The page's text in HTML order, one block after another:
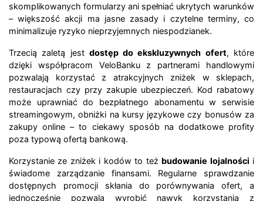
skomplikowanych formularzy ani spełniać ukrytych warunków
– większość akcji ma jasne zasady i czytelne terminy, co
minimalizuje ryzyko nieprzyjemnych niespodzianek.
Trzecią zaletą jest dostęp do ekskluzywnych ofert, które
dzięki współpracom VeloBanku z partnerami handlowymi
pozwalają korzystać z atrakcyjnych zniżek w sklepach,
restauracjach czy przy zakupie ubezpieczeń. Kod rabatowy
może uprawniać do bezpłatnego abonamentu w serwisie
streamingowym, obniżki na kursy językowe czy bonusów za
zakupy online – to ciekawy sposób na dodatkowe profity
poza typową ofertą bankową.
Korzystanie ze zniżek i kodów to też budowanie lojalności i
świadome zarządzanie finansami. Regularne sprawdzanie
dostępnych promocji skłania do porównywania ofert, a
jednocześnie pozwala wyrobić nawyk korzystania z